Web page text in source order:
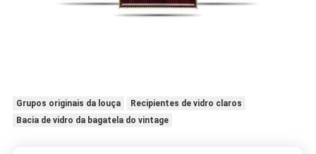
Grupos originais da louça
Recipientes de vidro claros
Bacia de vidro da bagatela do vintage